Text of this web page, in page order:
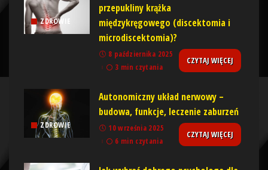
ZDROWIE
przepukliny krążka
międzykręgowego (discektomia i
microdiscektomia)?
8 października 2025
3 min czytania
CZYTAJ WIĘCEJ
ZDROWIE
Autonomiczny układ nerwowy –
budowa, funkcje, leczenie zaburzeń
10 września 2025
6 min czytania
CZYTAJ WIĘCEJ